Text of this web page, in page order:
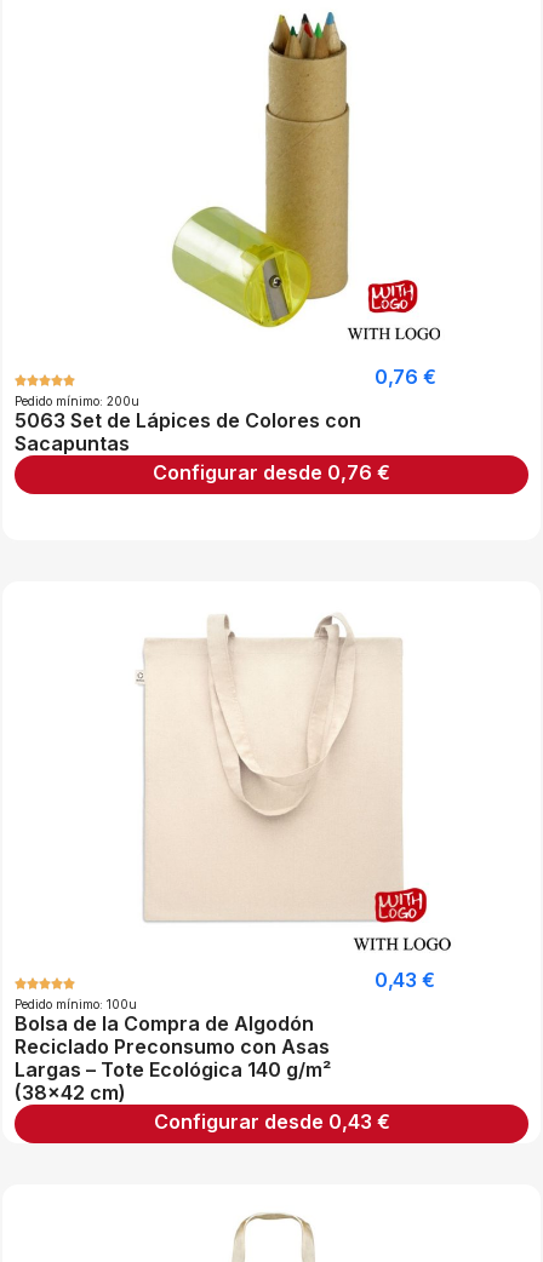
Pedido mínimo: 200u
5063 Set de Lápices de Colores con
Sacapuntas
0,76 €
Configurar desde 0,76 €
Pedido mínimo: 100u
Bolsa de la Compra de Algodón
Reciclado Preconsumo con Asas
Largas – Tote Ecológica 140 g/m²
(38×42 cm)
0,43 €
Configurar desde 0,43 €